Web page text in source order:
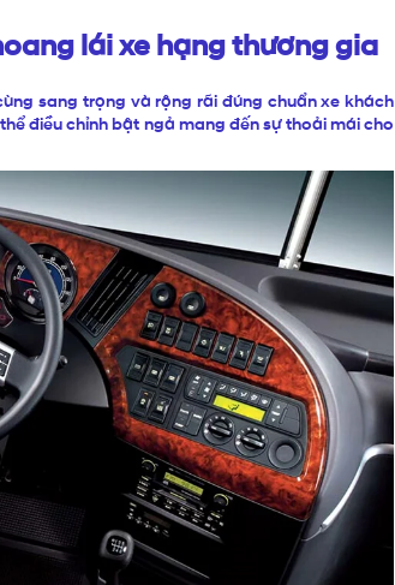
lái xe hạng thương gia
sang trọng và rộng rãi đúng chuẩn xe khách
điều chỉnh bật ngả mang đến sự thoải mái cho